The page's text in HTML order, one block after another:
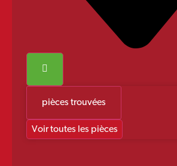
pièces trouvées
Voir toutes les pièces